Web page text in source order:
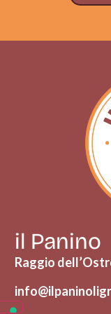
il Panino
Raggio